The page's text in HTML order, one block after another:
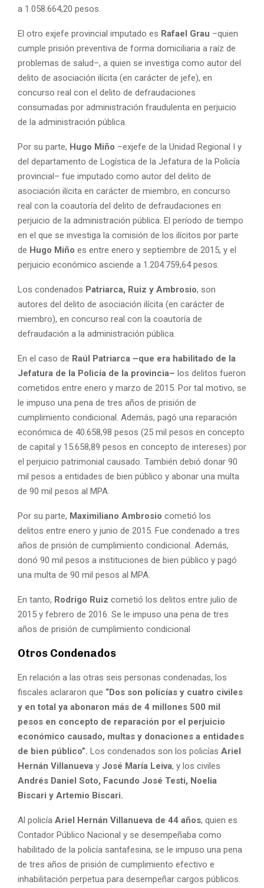
a 1.058.664,20 pesos.
El otro exjefe provincial imputado es Rafael Grau –quien
cumple prisión preventiva de forma domiciliaria a raíz de
problemas de salud–, a quien se investiga como autor del
delito de asociación ilícita (en carácter de jefe), en
concurso real con el delito de defraudaciones
consumadas por administración fraudulenta en perjuicio
de la administración pública.
Por su parte, Hugo Miño –exjefe de la Unidad Regional I y
del departamento de Logística de la Jefatura de la Policía
provincial– fue imputado como autor del delito de
asociación ilícita en carácter de miembro, en concurso
real con la coautoría del delito de defraudaciones en
perjuicio de la administración pública. El período de tiempo
en el que se investiga la comisión de los ilícitos por parte
de Hugo Miño es entre enero y septiembre de 2015, y el
perjuicio económico asciende a 1.204.759,64 pesos.
Los condenados Patriarca, Ruiz y Ambrosio, son
autores del delito de asociación ilícita (en carácter de
miembro), en concurso real con la coautoría de
defraudación a la administración pública.
En el caso de Raúl Patriarca –que era habilitado de la
Jefatura de la Policía de la provincia– los delitos fueron
cometidos entre enero y marzo de 2015. Por tal motivo, se
le impuso una pena de tres años de prisión de
cumplimiento condicional. Además, pagó una reparación
económica de 40.658,98 pesos (25 mil pesos en concepto
de capital y 15.658,89 pesos en concepto de intereses) por
el perjuicio patrimonial causado. También debió donar 90
mil pesos a entidades de bien público y abonar una multa
de 90 mil pesos al MPA.
Por su parte, Maximiliano Ambrosio cometió los
delitos entre enero y junio de 2015. Fue condenado a tres
años de prisión de cumplimiento condicional. Además,
donó 90 mil pesos a instituciones de bien público y pagó
una multa de 90 mil pesos al MPA.
En tanto, Rodrigo Ruiz cometió los delitos entre julio de
2015 y febrero de 2016. Se le impuso una pena de tres
años de prisión de cumplimiento condicional
Otros Condenados
En relación a las otras seis personas condenadas, los
fiscales aclararon que “Dos son policías y cuatro civiles
y en total ya abonaron más de 4 millones 500 mil
pesos en concepto de reparación por el perjuicio
económico causado, multas y donaciones a entidades
de bien público”. Los condenados son los policías Ariel
Hernán Villanueva y José María Leiva, y los civiles
Andrés Daniel Soto, Facundo José Testi, Noelia
Biscari y Artemio Biscari.
Al policía Ariel Hernán Villanueva de 44 años, quien es
Contador Público Nacional y se desempeñaba como
habilitado de la policía santafesina, se le impuso una pena
de tres años de prisión de cumplimiento efectivo e
inhabilitación perpetua para desempeñar cargos públicos.